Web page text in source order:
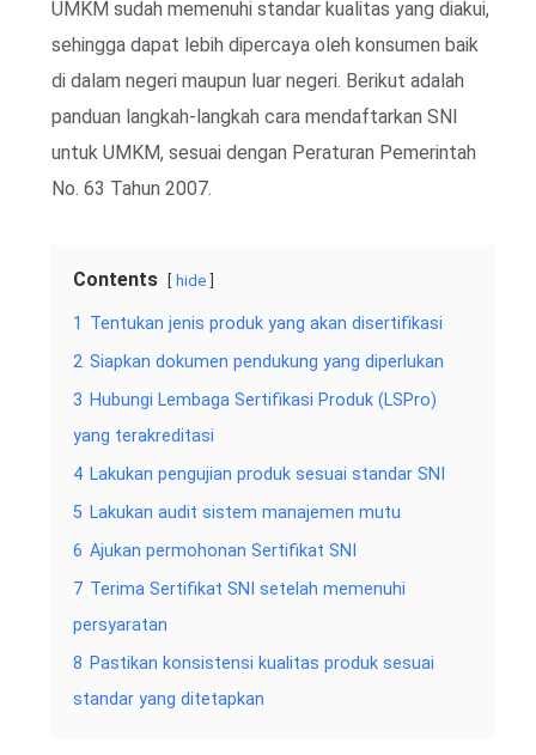
UMKM sudah memenuhi standar kualitas yang diakui,
sehingga dapat lebih dipercaya oleh konsumen baik
di dalam negeri maupun luar negeri. Berikut adalah
panduan langkah-langkah cara mendaftarkan SNI
untuk UMKM, sesuai dengan Peraturan Pemerintah
No. 63 Tahun 2007.
Contents hide
1 Tentukan jenis produk yang akan disertifikasi
2 Siapkan dokumen pendukung yang diperlukan
3 Hubungi Lembaga Sertifikasi Produk (LSPro)
yang terakreditasi
4 Lakukan pengujian produk sesuai standar SNI
5 Lakukan audit sistem manajemen mutu
6 Ajukan permohonan Sertifikat SNI
7 Terima Sertifikat SNI setelah memenuhi
persyaratan
8 Pastikan konsistensi kualitas produk sesuai
standar yang ditetapkan